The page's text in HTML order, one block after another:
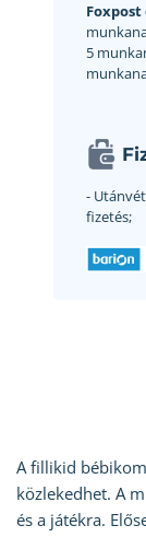
5
-
fizetés;
A fillikid
közlekedhet. A
és a játékra.